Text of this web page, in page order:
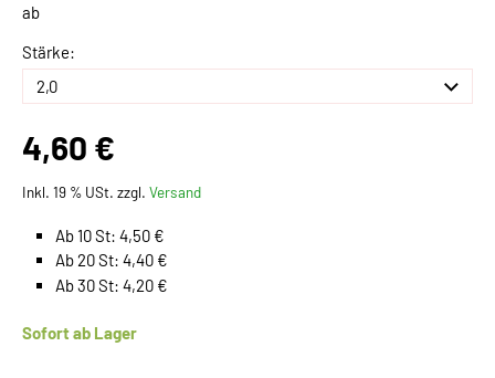
ab
Stärke:
4,60 €
Inkl. 19 % USt. zzgl. Versand
Ab 10 St: 4,50 €
Ab 20 St: 4,40 €
Ab 30 St: 4,20 €
Sofort ab Lager